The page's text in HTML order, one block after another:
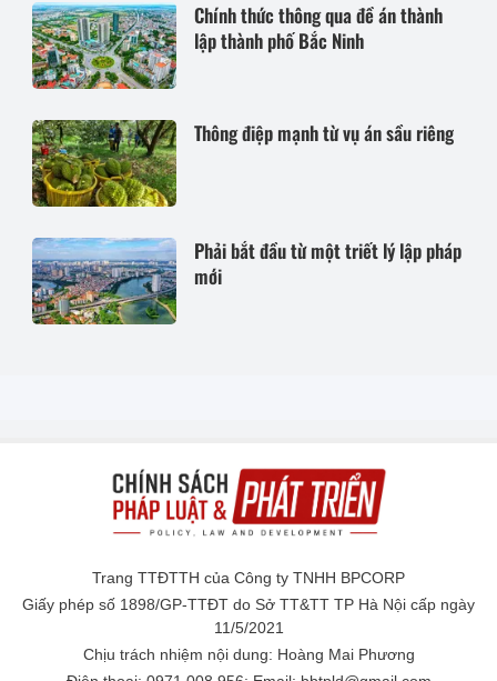
Chính thức thông qua đề án thành
lập thành phố Bắc Ninh
Thông điệp mạnh từ vụ án sầu riêng
Phải bắt đầu từ một triết lý lập pháp
mới
Trang TTĐTTH của Công ty TNHH BPCORP
Giấy phép số 1898/GP-TTĐT do Sở TT&TT TP Hà Nội cấp ngày
11/5/2021
Chịu trách nhiệm nội dung: Hoàng Mai Phương